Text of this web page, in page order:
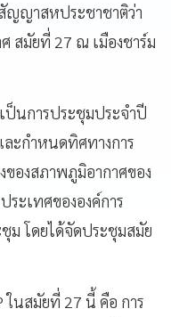
ญญาสหประชาชาติว่า
สมัยที่ 27 ณ เมืองชาร์ม
ป็นการประชุมประจำปี
ละกำหนดทิศทางการ
องสภาพภูมิอากาศของ
ระเทศขององค์การ
ม โดยได้จัดประชุมสมัย
ในสมัยที่ 27 นี้ คือ การ